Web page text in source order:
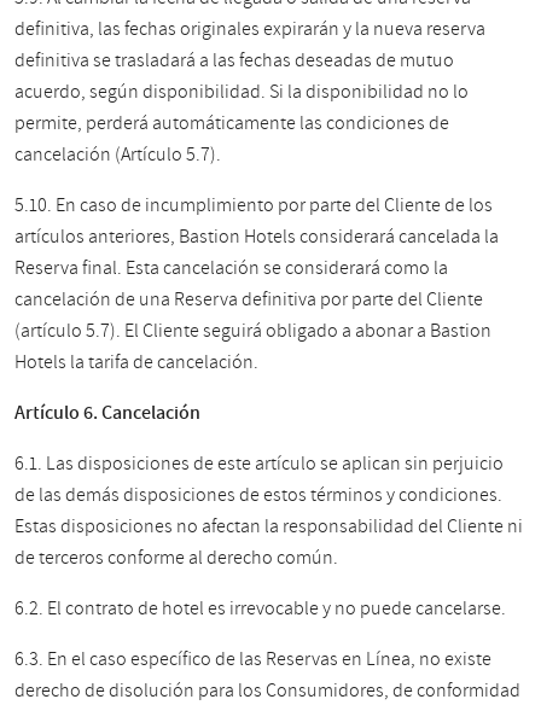
definitiva, las fechas originales expirarán y la nueva reserva
definitiva se trasladará a las fechas deseadas de mutuo
acuerdo, según disponibilidad. Si la disponibilidad no lo
permite, perderá automáticamente las condiciones de
cancelación (Artículo 5.7).
5.10. En caso de incumplimiento por parte del Cliente de los
artículos anteriores, Bastion Hotels considerará cancelada la
Reserva final. Esta cancelación se considerará como la
cancelación de una Reserva definitiva por parte del Cliente
(artículo 5.7). El Cliente seguirá obligado a abonar a Bastion
Hotels la tarifa de cancelación.
Artículo 6. Cancelación
6.1. Las disposiciones de este artículo se aplican sin perjuicio
de las demás disposiciones de estos términos y condiciones.
Estas disposiciones no afectan la responsabilidad del Cliente ni
de terceros conforme al derecho común.
6.2. El contrato de hotel es irrevocable y no puede cancelarse.
6.3. En el caso específico de las Reservas en Línea, no existe
derecho de disolución para los Consumidores, de conformidad